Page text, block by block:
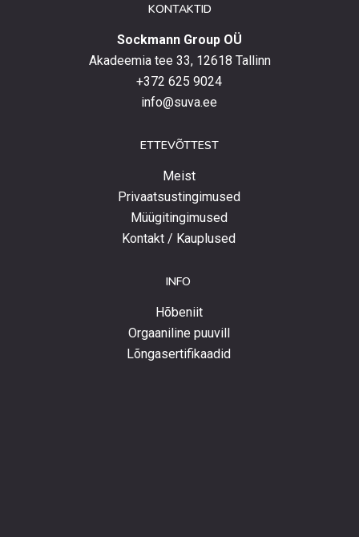
KONTAKTID
Sockmann Group OÜ
Akadeemia tee 33, 12618 Tallinn
+372 625 9024
info@suva.ee
ETTEVÕTTEST
Meist
Privaatsustingimused
Müügitingimused
Kontakt / Kauplused
INFO
Hõbeniit
Orgaaniline puuvill
Lõngasertifikaadid